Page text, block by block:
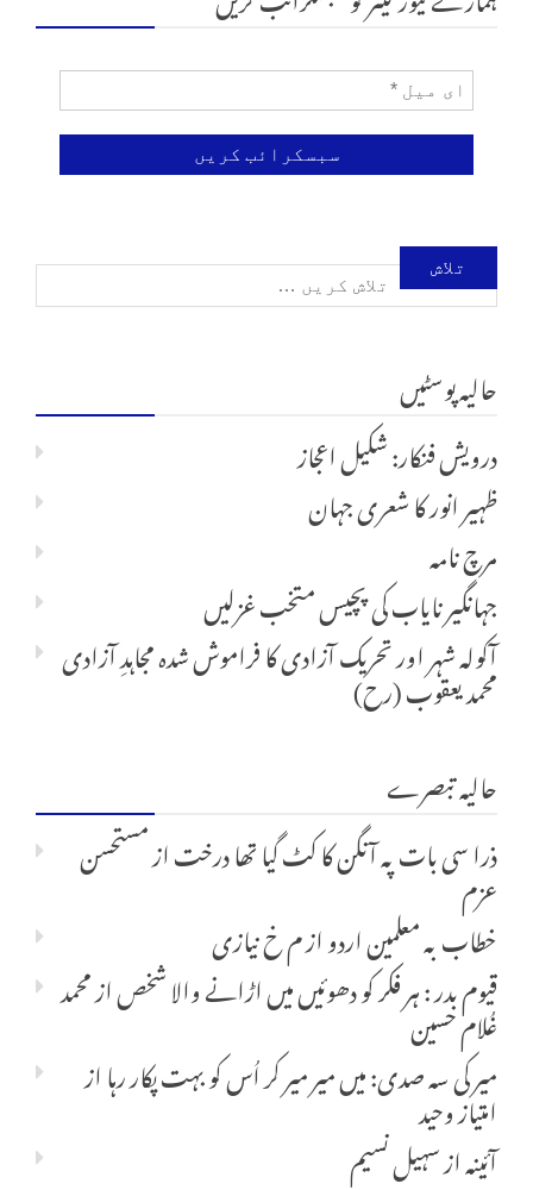
تلاش
برائے:
حالیہ پوسٹیں
درویش فنکار: شکیل اعجاز
ظہیر انور کا شعری جہان
مرچ نامہ
جہانگیر نایاب کی پچیس متخب غزلیں
آکولہ شہر اور تحریک آزادی کا فراموش شدہ مجاہدِ آزادی
محمد یعقوب (رح)
حالیہ تبصرے
ذرا سی بات پہ آنگن کا کٹ گیا تھا درختازمستحسن
عزم
خطاب بہ معلمین اردوازم خ نیازی
قیوم بدر : ہر فکر کو دھوئیں میں اڑانے والا شخصازمحمد
غُلام حسین
میر کی سہ صدی: میں میر میر کر اُس کو بہت پکار رہااز
امتیاز وحید
آئینہازسہیل نسیم